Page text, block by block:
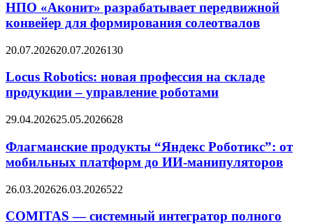
НПО «Аконит» разрабатывает передвижной
конвейер для формирования солеотвалов
20.07.202620.07.2026130
Locus Robotics: новая профессия на складе
продукции – управление роботами
29.04.202625.05.2026628
Флагманские продукты “Яндекс Роботикс”: от
мобильных платформ до ИИ-манипуляторов
26.03.202626.03.2026522
COMITAS — системный интегратор полного